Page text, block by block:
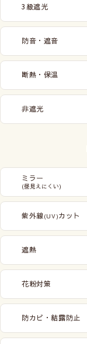
3級遮光
防音・遮音
断熱・保温
非遮光
ミラー
(昼見えにくい)
紫外線(UV)カット
遮熱
花粉対策
防カビ・結露防止